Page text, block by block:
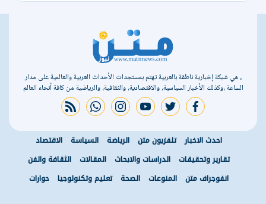
، هي شبكة إخبارية ناطقة بالعربية تهتم بمستجدات الأحداث العربية والعالمية على مدار
الساعة ،وكذلك الأخبار السياسية، والاقتصادية، والثقافية، والرياضية من كافة أنحاء العالم
facebook
twitter
youtube
instagram
whatsapp
rss feed
احدث الاخبار تلفزيون متن الرياضة السياسة
الاقتصاد
تقارير وتحقيقات
الدراسات والابحاث المقالات
الثقافة والفن
انفوجراف متن
المنوعات الصحة تعليم وتكنولوجيا حوارات